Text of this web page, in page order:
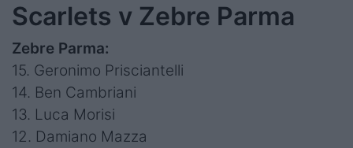
Scarlets v Zebre Parma
Zebre Parma:
15. Geronimo Prisciantelli
14. Ben Cambriani
13. Luca Morisi
12. Damiano Mazza